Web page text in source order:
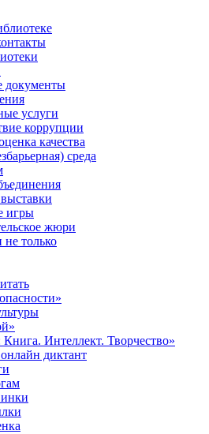
документы
услуги
коррупции
качества
среда
игры
жюри
не только
Интеллект. Творчество»
диктант